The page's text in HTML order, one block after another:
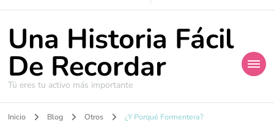
Una Historia Fácil
De Recordar
Tü eres tu activo más importante
Inicio Blog Otros ¿Y Porqué Formentera?